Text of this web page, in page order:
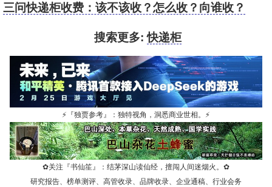
三问快递柜收费：该不该收？怎么收？向谁收？
搜索更多: 快递柜
⚡ 『独贾参考』：独特视角，洞悉商业世相。 ⚡
✿关注『书仙笙』：结茅深山读仙经，擅闯人间迷烟火。 ✿
研究报告、榜单测评、高管收录、品牌收录、企业通稿、行业会务